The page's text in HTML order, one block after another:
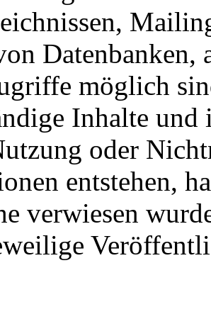
Datenbanken,
möglich
Inhalte und
oder
entstehen,
verwiesen